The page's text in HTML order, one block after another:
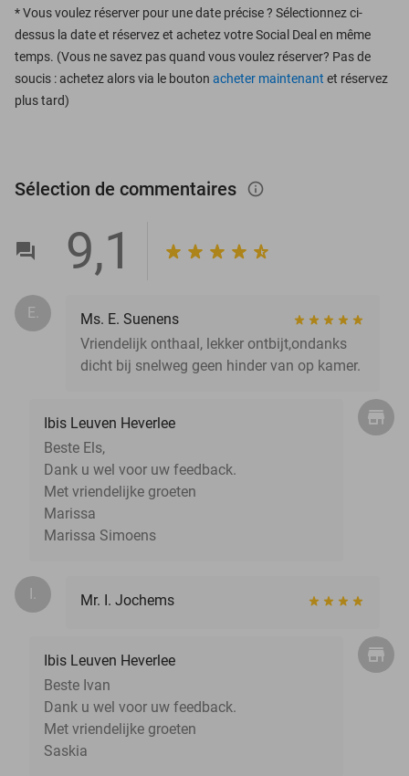
*Vous voulez réserver pour une date précise ? Sélectionnez ci-
dessus la date et réservez et achetez votre Social Deal en même
temps. (Vous ne savez pas quand vous voulez réserver? Pas de
soucis : achetez alors via le bouton acheter maintenant et réservez
plus tard)
Sélection de commentaires info_outlined
9,1
E.
Ms. E. Suenens
Vriendelijk onthaal, lekker ontbijt,ondanks
dicht bij snelweg geen hinder van op kamer.
Ibis Leuven Heverlee
Beste Els,
Dank u wel voor uw feedback.
Met vriendelijke groeten
Marissa
Marissa Simoens
I. Mr. I. Jochems
Ibis Leuven Heverlee
Beste Ivan
Dank u wel voor uw feedback.
Met vriendelijke groeten
Saskia